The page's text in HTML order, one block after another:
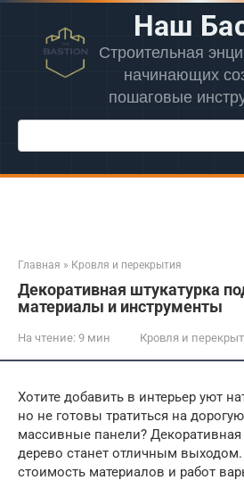
Перейти
контенту
Наш
Строительная
начинающих
пошаговые
Поиск:
Главная » Кровля и перекрытия
Декоративная штукатурка
материалы и инструменты
На чтение: 9 мин Кровля и
Хотите добавить в интерьер уют
но не готовы тратиться на
массивные панели? Декоративная
дерево станет отличным
стоимость материалов и работ